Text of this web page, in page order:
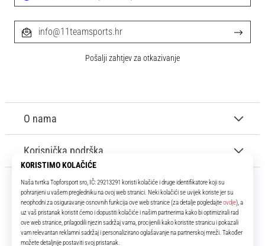
11teamsports.hr
Tvoj smo pouzdani suigrač već više od 16 godina! Cijelo to vrijeme
donosimo ti najbolje i najnovije proizvode iz svijeta nogometa.
O nama
Korisnička podrška
info@11teamsports.hr
Pošalji zahtjev za otkazivanje